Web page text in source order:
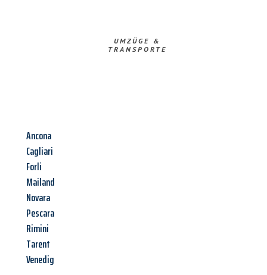
UMZÜGE &
TRANSPORTE
Ancona
Cagliari
Forli
Mailand
Novara
Pescara
Rimini
Tarent
Venedig